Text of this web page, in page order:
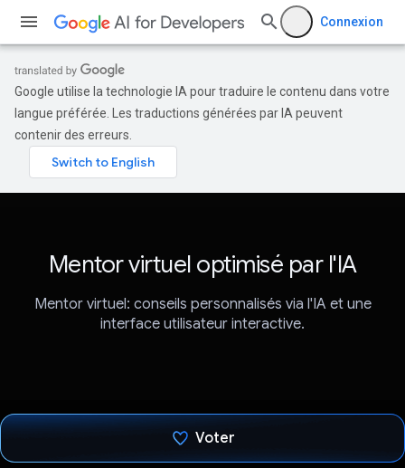
Connexion
Google utilise la technologie IA pour traduire le contenu dans votre
langue préférée. Les traductions générées par IA peuvent
contenir des erreurs.
Mentor virtuel optimisé par l'IA
Mentor virtuel: conseils personnalisés via l'IA et une
interface utilisateur interactive.
Voter